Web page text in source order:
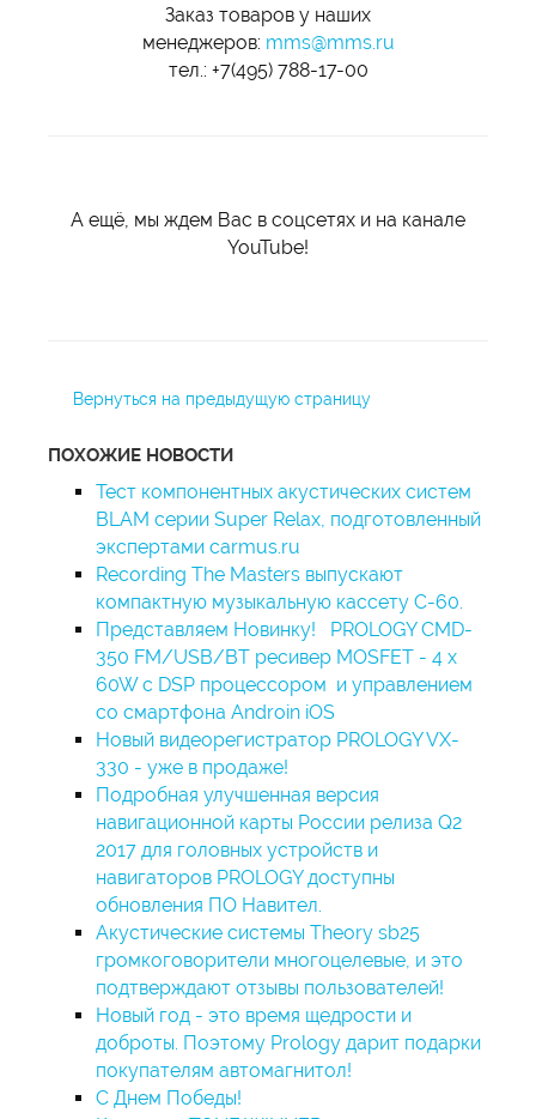
Заказ товаров у наших
менеджеров: mms@mms.ru
тел.: +7(495) 788-17-00
А ещё, мы ждем Вас в соцсетях и на канале
YouTube!
Вернуться на предыдущую страницу
ПОХОЖИЕ НОВОСТИ
Тест компонентных акустических систем
BLAM серии Super Relax, подготовленный
экспертами carmus.ru
Recording The Masters выпускают
компактную музыкальную кассету С-60.
Представляем Новинку! PROLOGY CMD-
350 FM/USB/BT ресивер MOSFET - 4 x
60W с DSP процессором и управлением
со смартфона Androin iOS
Новый видеорегистратор PROLOGY VX-
330 - уже в продаже!
Подробная улучшенная версия
навигационной карты России релиза Q2
2017 для головных устройств и
навигаторов PROLOGY доступны
обновления ПО Навител.
Акустические системы Theory sb25
громкоговорители многоцелевые, и это
подтверждают отзывы пользователей!
Новый год - это время щедрости и
доброты. Поэтому Prology дарит подарки
покупателям автомагнитол!
С Днем Победы!